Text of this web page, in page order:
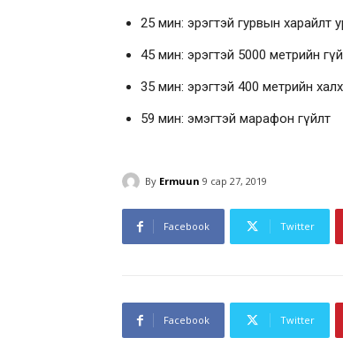
25 мин: эрэгтэй гурвын харайлт
45 мин: эрэгтэй 5000 метрийн
35 мин: эрэгтэй 400 метрийн
59 мин: эмэгтэй марафон гүйлт
By Ermuun 9 сар 27, 2019
Facebook Twitter
Facebook Twitter